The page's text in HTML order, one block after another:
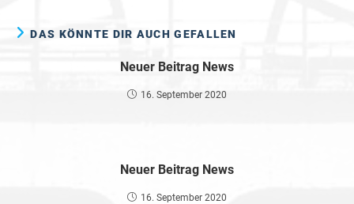
DAS KÖNNTE DIR AUCH GEFALLEN
Neuer Beitrag News
16. September 2020
Neuer Beitrag News
16. September 2020